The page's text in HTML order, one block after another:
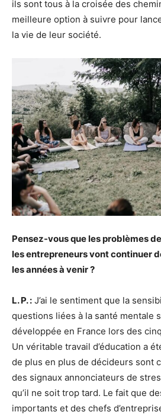
ils sont tous à la croisée des
meilleure option à suivre pour
la vie de leur société.
Pensez-vous que les problèmes
les entrepreneurs vont continuer
les années à venir ?
L. P. : J’ai le sentiment que la
questions liées à la santé mentale
développée en France lors des
Un véritable travail d’éducation a
de plus en plus de décideurs sont
des signaux annonciateurs de
qu’il ne soit trop tard. Le fait que
importants et des chefs